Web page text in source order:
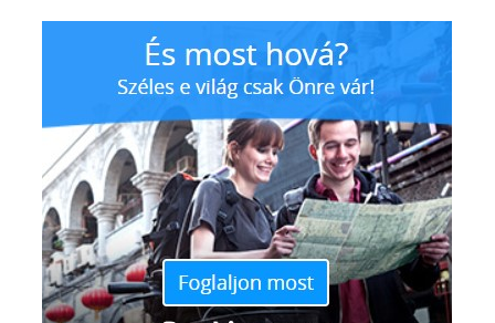
A levélszemét áradat pusztán zavaró jellege mellett a
fogyasztókra az is negatív hatást gyakorol, hogy
képtelenek megszűrni a számukra felesleges és
gyenge minőségű információt. Negyedük (25%) már
mulasztott el emiatt fizetési határidőt, több mint